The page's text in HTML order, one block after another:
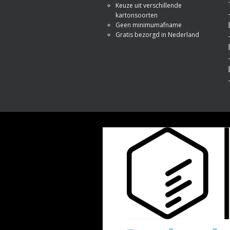
Keuze uit verschillende
kartonsoorten
Geen minimumafname
Gratis bezorgd in Nederland